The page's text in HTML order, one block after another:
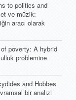
to politics and
ve müzik:
aracı olarak
poverty: A hybrid
problemine
and Hobbes
bir analizi